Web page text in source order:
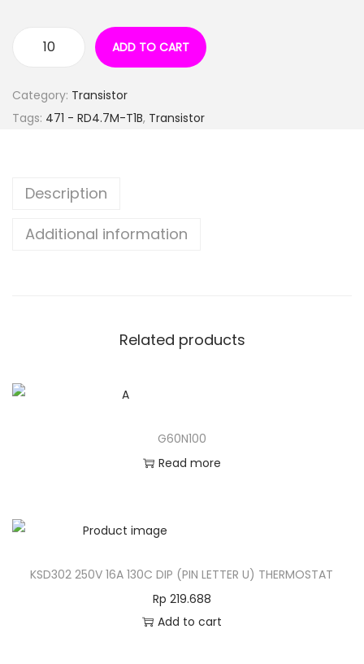
ADD TO CART
Category: Transistor
Tags: 471 - RD4.7M-T1B, Transistor
Description
Additional information
Related products
G60N100
Read more
KSD302 250V 16A 130C DIP (PIN LETTER U) THERMOSTAT
Rp 219.688
Add to cart